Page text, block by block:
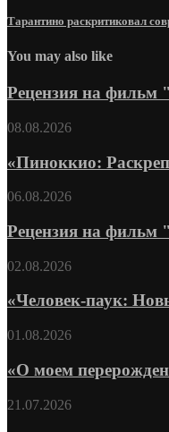
Тарантино раскритиковал
You may also like
Рецензия на фильм
08.08.2026
«Пиноккио:
06.08.2026
Рецензия на фильм
02.08.2026
«Человек-паук:
01.08.2026
«О моем
21.07.2026